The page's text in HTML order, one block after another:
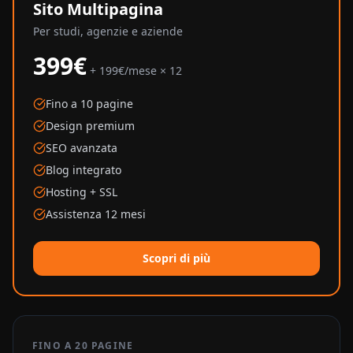
Sito Multipagina
Per studi, agenzie e aziende
399€ + 199€/mese × 12
Fino a 10 pagine
Design premium
SEO avanzata
Blog integrato
Hosting + SSL
Assistenza 12 mesi
Scopri di più
FINO A 20 PAGINE